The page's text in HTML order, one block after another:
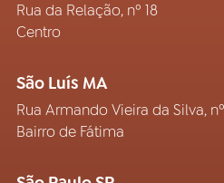
Rua da Relação, nº 18
Centro
São Luís MA
Rua Armando Vieira da Silva,
Bairro de Fátima